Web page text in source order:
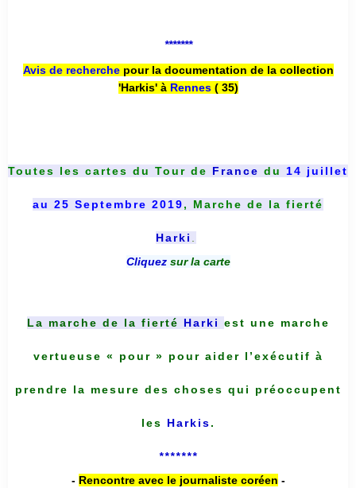
*******
Avis de recherche pour la documentation de la collection
'Harkis' à Rennes( 35)
Toutes les cartes du Tour de France du 14 juillet
au 25 Septembre 2019, Marche de la fierté
Harki
Cliquez sur la carte
La marche de la fierté Harki est une marche
vertueuse « pour » pour aider l’exécutif à
prendre la mesure des choses qui préoccupent
les Harkis.
*******
- Rencontre avec le journaliste coréen -